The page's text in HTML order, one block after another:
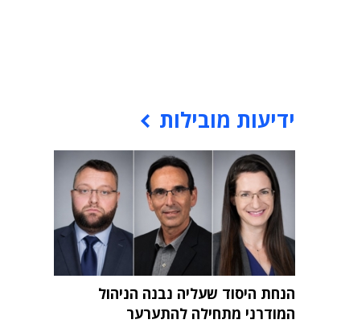
ידיעות מובילות
הנחת היסוד שעליה נבנה הניהול
המודרני מתחילה להתערער